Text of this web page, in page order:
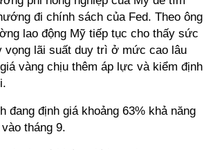
đi chính sách của Fed. Theo ông
lao động Mỹ tiếp tục cho thấy sức
vọng lãi suất duy trì ở mức cao lâu
vàng chịu thêm áp lực và kiểm định
đang định giá khoảng 63% khả năng
tháng 9.